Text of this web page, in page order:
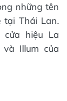
những tên
tại Thái Lan.
cửa hiệu La
và Illum của